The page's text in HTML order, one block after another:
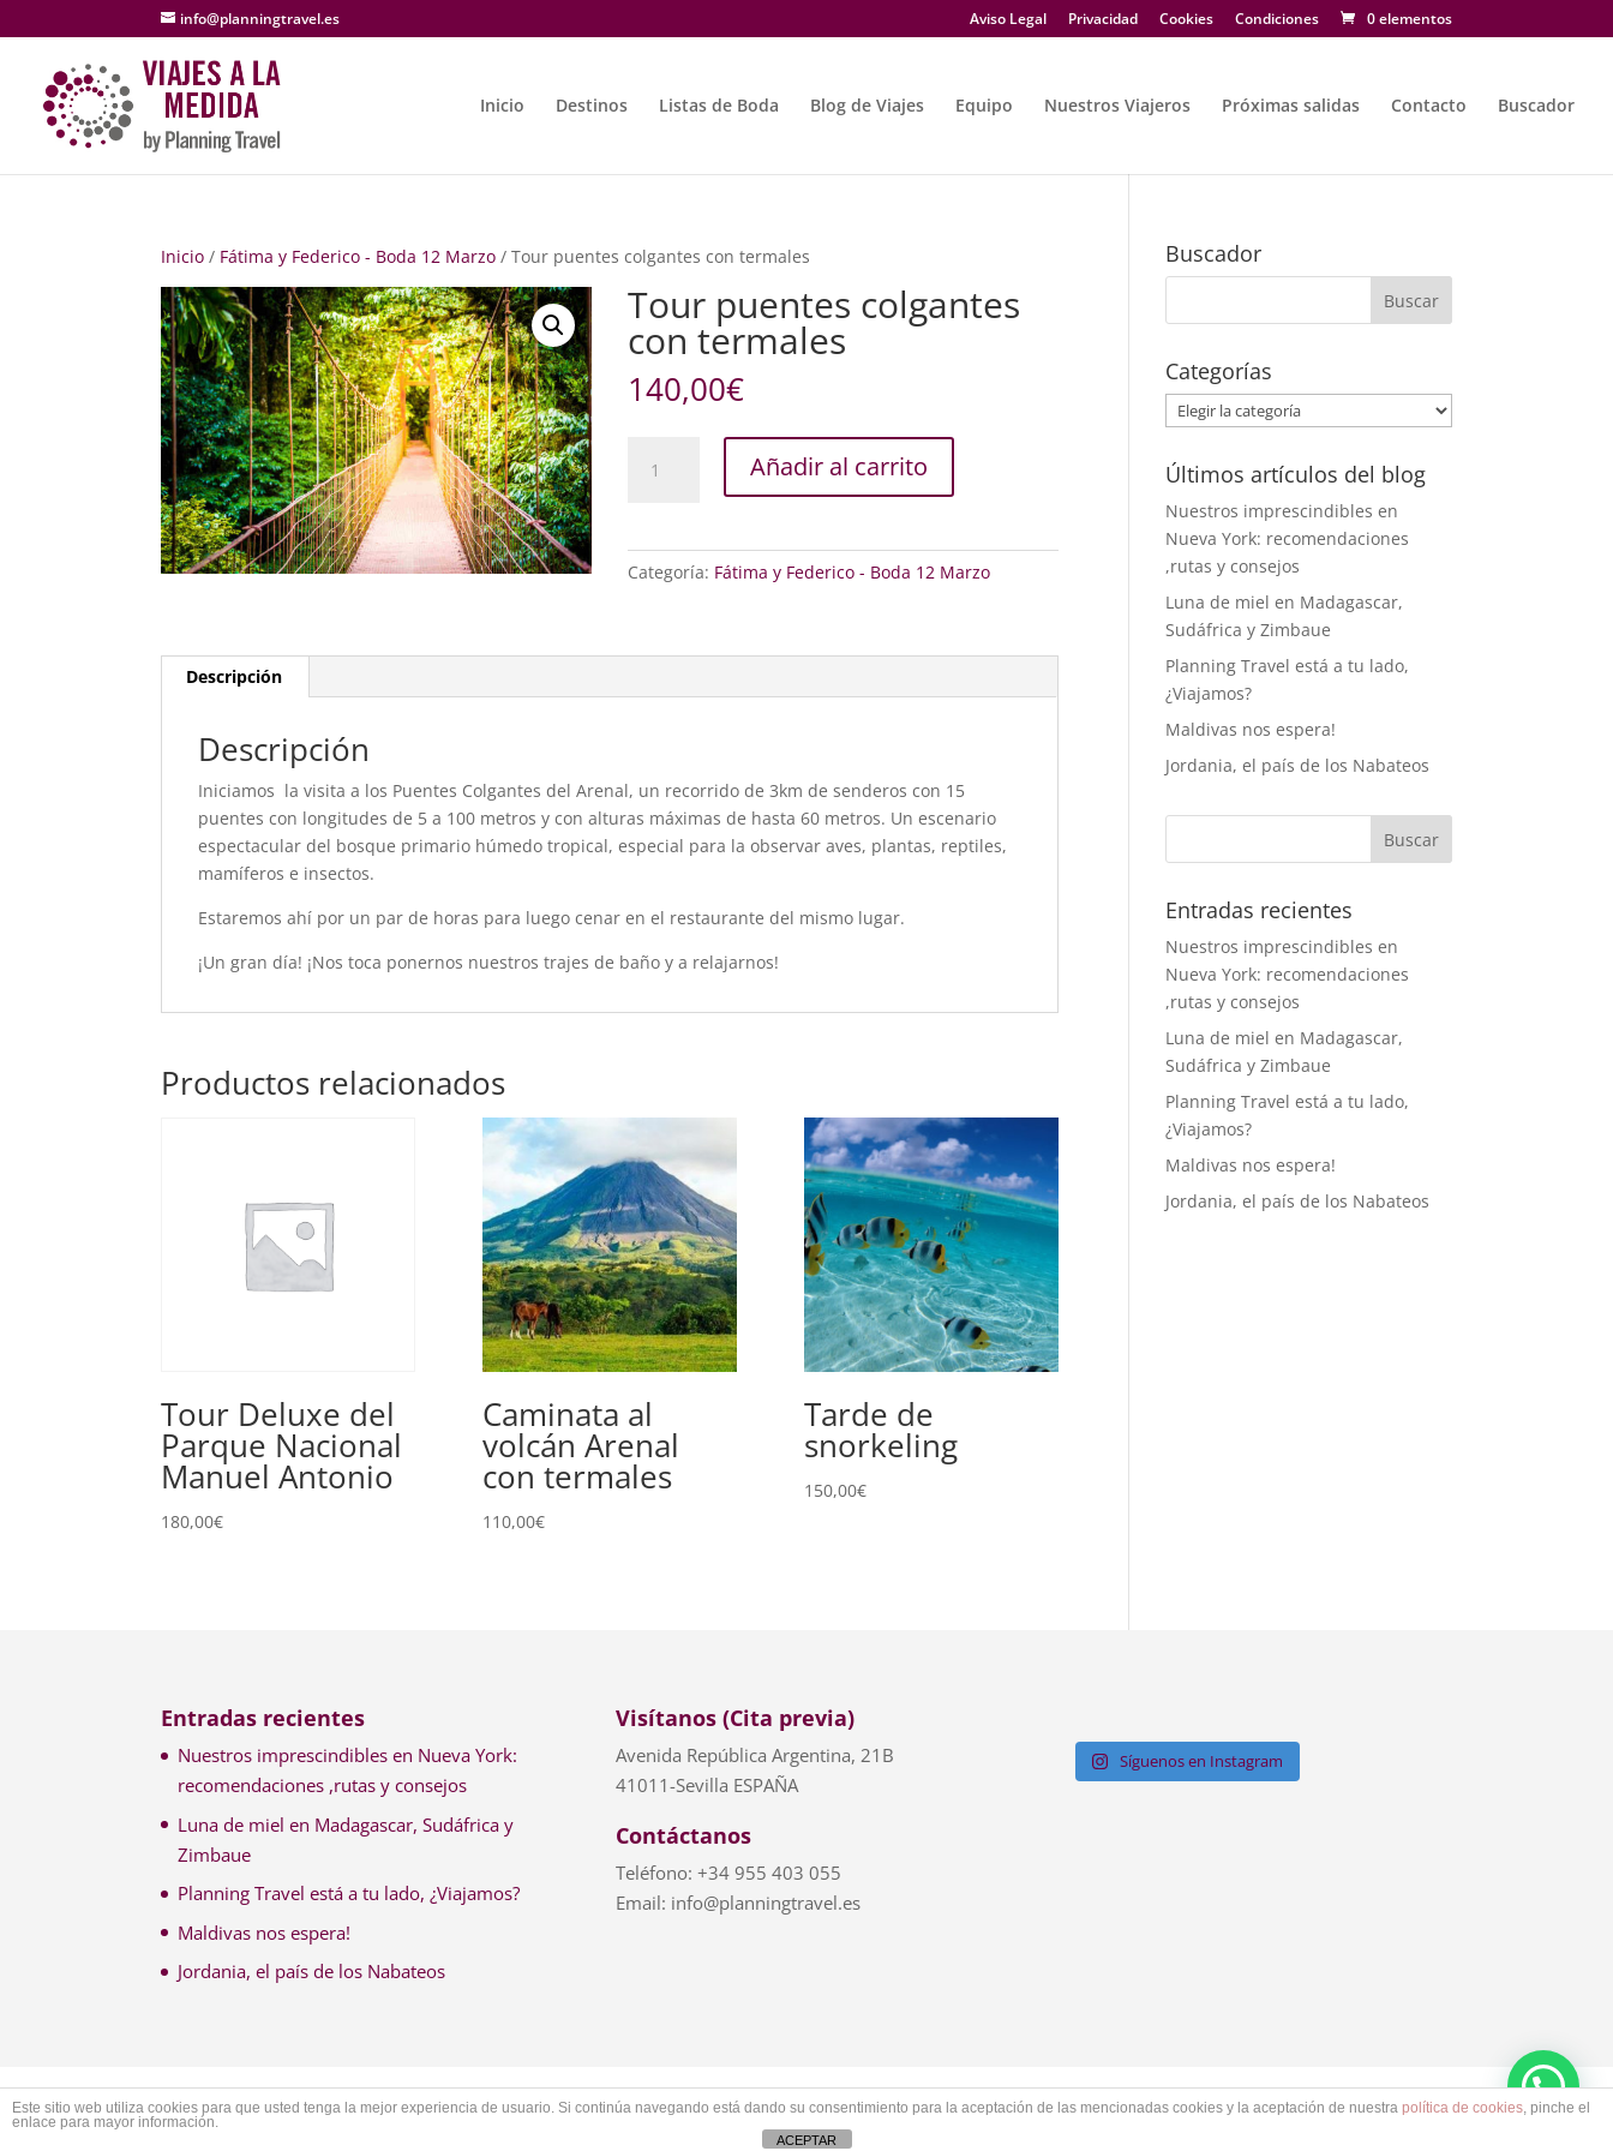
info@planningtravel.es Aviso Legal Privacidad Cookies Condiciones 0 elementos
Inicio Destinos Listas de Boda Blog de Viajes Equipo Nuestros Viajeros Próximas salidas Contacto Buscador
Inicio / Fátima y Federico - Boda 12 Marzo / Tour puentes colgantes con termales
Tour puentes colgantes
con termales
140,00€
puentes
termales
cantidad
Añadir al carrito
Categoría: Fátima y Federico - Boda 12 Marzo
Descripción
Descripción
Iniciamos la visita a los Puentes Colgantes del Arenal, un recorrido de 3km de senderos con 15
puentes con longitudes de 5 a 100 metros y con alturas máximas de hasta 60 metros. Un escenario
espectacular del bosque primario húmedo tropical, especial para la observar aves, plantas, reptiles,
mamíferos e insectos.
Estaremos ahí por un par de horas para luego cenar en el restaurante del mismo lugar.
¡Un gran día! ¡Nos toca ponernos nuestros trajes de baño y a relajarnos!
Productos relacionados
Tour Deluxe del
Parque Nacional
Manuel Antonio
180,00€
Caminata al
volcán Arenal
con termales
110,00€
Tarde de
snorkeling
150,00€
Buscador
Categorías
Categorías
Últimos artículos del blog
Nuestros imprescindibles en
Nueva York: recomendaciones
,rutas y consejos
Luna de miel en Madagascar,
Sudáfrica y Zimbaue
Planning Travel está a tu lado,
¿Viajamos?
Maldivas nos espera!
Jordania, el país de los Nabateos
Entradas recientes
Nuestros imprescindibles en
Nueva York: recomendaciones
,rutas y consejos
Luna de miel en Madagascar,
Sudáfrica y Zimbaue
Planning Travel está a tu lado,
¿Viajamos?
Maldivas nos espera!
Jordania, el país de los Nabateos
Entradas recientes
Nuestros imprescindibles en Nueva York:
recomendaciones ,rutas y consejos
Luna de miel en Madagascar, Sudáfrica y
Zimbaue
Planning Travel está a tu lado, ¿Viajamos?
Maldivas nos espera!
Jordania, el país de los Nabateos
Visítanos (Cita previa)
Avenida República Argentina, 21B
41011-Sevilla ESPAÑA
Contáctanos
Teléfono: +34 955 403 055
Email: info@planningtravel.es
Síguenos en Instagram
Aviso Legal Privacidad Cookies Condiciones
Este sitio web utiliza cookies para que usted tenga la mejor experiencia de usuario. Si continúa navegando está dando su consentimiento para la aceptación de las mencionadas cookies y la aceptación de nuestra política de cookies, pinche el
enlace para mayor información.
ACEPTAR